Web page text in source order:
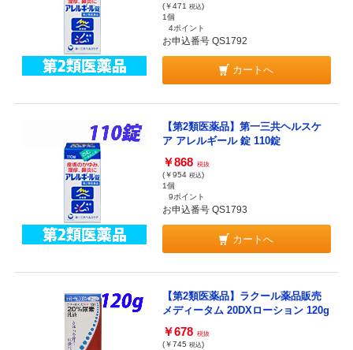
(￥471 税込)
1個
4ポイント
お申込番号 QS1792
カートへ
【第2類医薬品】第一三共ヘルスケ
ア アレルギール 錠 110錠
￥868 税抜
(￥954 税込)
1個
9ポイント
お申込番号 QS1793
カートへ
【第2類医薬品】ラクール薬品販売
メディータム 20DXローション 120g
￥678 税抜
(￥745 税込)